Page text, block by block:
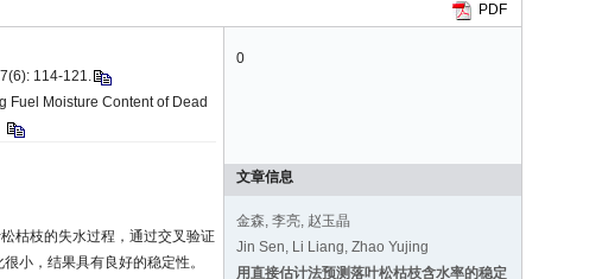
PDF
0
文章信息
金森, 李亮, 赵玉晶
Jin Sen, Li Liang, Zhao Yujing
用直接估计法预测落叶松枯枝含水率的稳定
114-121.
Fuel Moisture Content of Dead
枯枝的失水过程，通过交叉验证
小，结果具有良好的稳定性。